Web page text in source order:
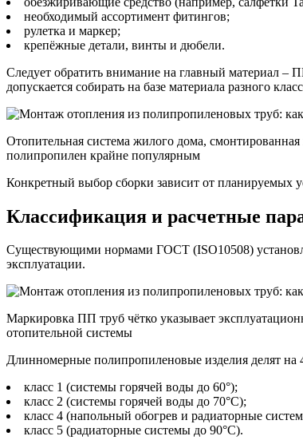
необходимый ассортимент фитингов;
рулетка и маркер;
крепёжные детали, винты и дюбели.
Следует обратить внимание на главный материал –
допускается собирать на базе материала разного
Отопительная система жилого дома,
полипропилен крайне популярным
Конкретный выбор сборки зависит от планируемых
Классификация и расчетные
Существующими нормами ГОСТ (ISO10508)
эксплуатации.
Маркировка ПП труб чётко указывает
отопительной системы
Длинномерные полипропиленовые изделия делят на
класс 1 (системы горячей воды до 60°);
класс 2 (системы горячей воды до 70°С);
класс 4 (напольный обогрев и радиаторные
класс 5 (радиаторные системы до 90°С).